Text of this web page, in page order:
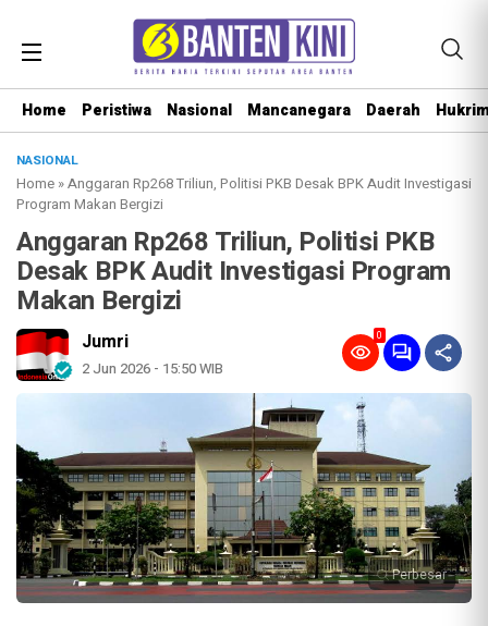
Home Peristiwa Nasional Mancanegara Daerah
NASIONAL
Home »Anggaran Rp268 Triliun, Politisi PKB Desak BPK Audit Investigasi
Program Makan Bergizi
Anggaran Rp268 Triliun, Politisi PKB
Desak BPK Audit Investigasi Program
Makan Bergizi
Jumri
2 Jun 2026 - 15:50 WIB
0
Perbesar